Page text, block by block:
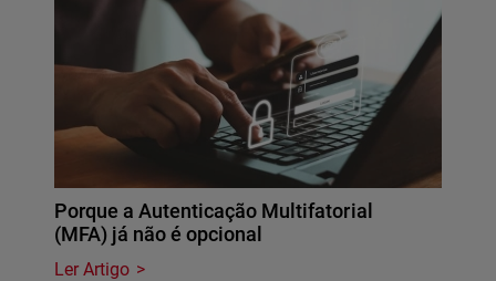
Porque a Autenticação Multifatorial
(MFA) já não é opcional
Ler Artigo